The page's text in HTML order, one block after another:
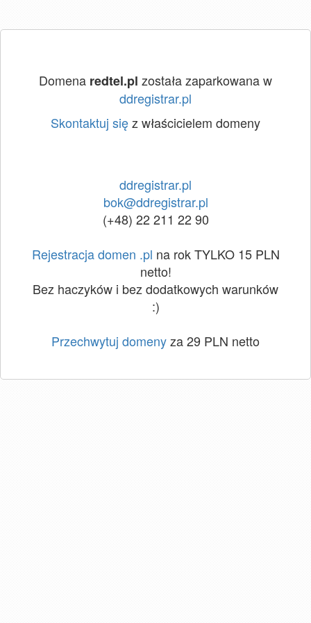
Domena redtel.pl została zaparkowana w
ddregistrar.pl
Skontaktuj sięz właścicielem domeny
ddregistrar.pl
bok@ddregistrar.pl
(+48) 22 211 22 90
Rejestracja domen .pl na rok TYLKO 15 PLN
netto!
Bez haczyków i bez dodatkowych warunków
:)
Przechwytuj domenyza 29 PLN netto